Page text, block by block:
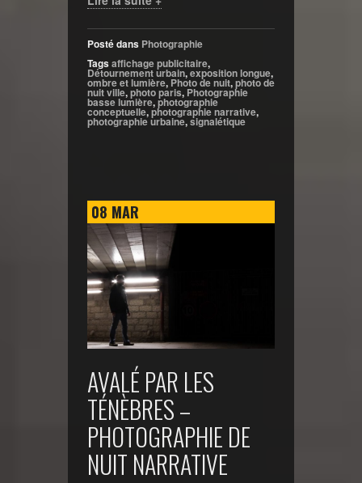
Posté dans Photographie
Tagsaffichage publicitaire,
Détournement urbain,exposition longue,
ombre et lumière, Photo de nuit,photo de
nuit ville,photo paris, Photographie
basse lumière,photographie
conceptuelle,photographie narrative,
photographie urbaine,signalétique
08 MAR
AVALÉ PAR LES
TÉNÈBRES –
PHOTOGRAPHIE DE
NUIT NARRATIVE